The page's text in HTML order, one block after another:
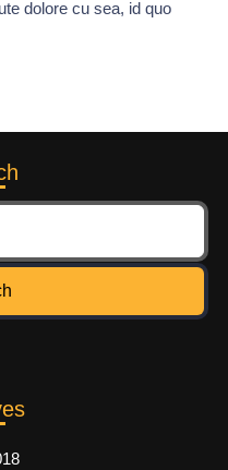
dolore cu sea, id quo